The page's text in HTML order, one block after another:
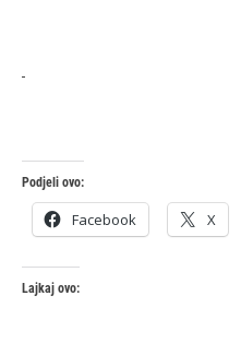
Podjeli ovo:
Facebook X
Lajkaj ovo: